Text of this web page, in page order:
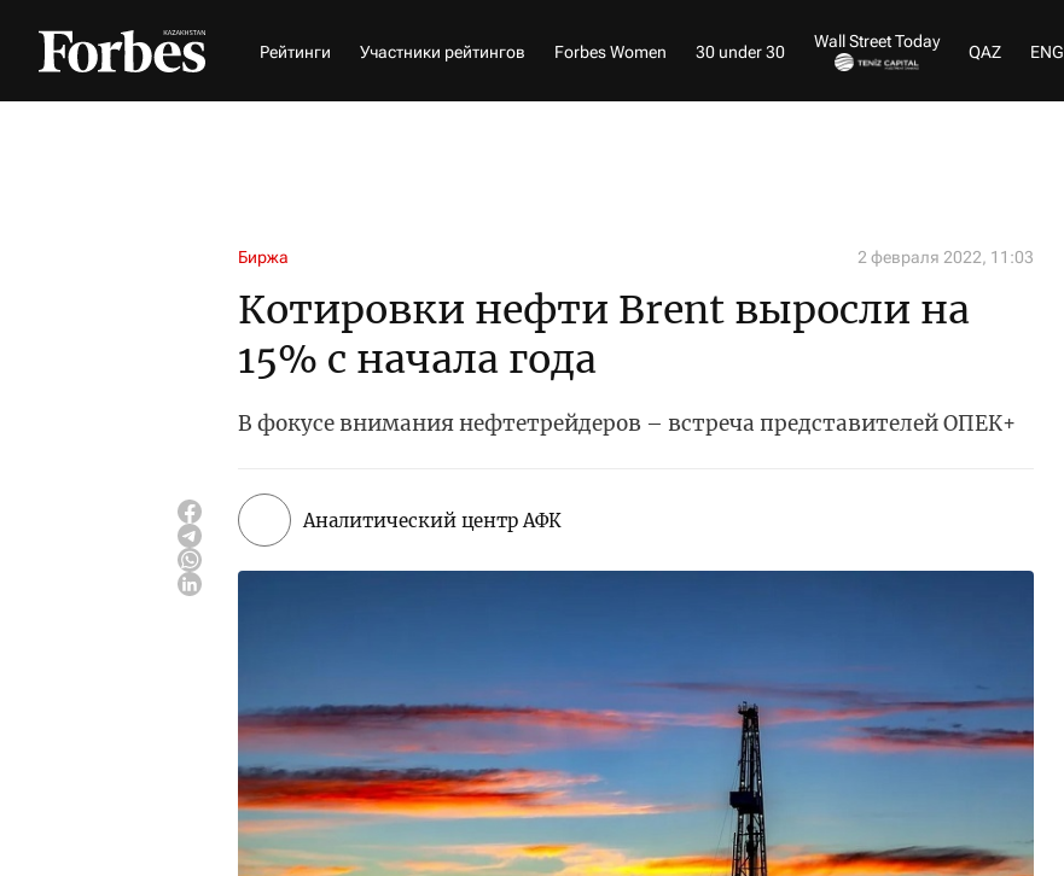
Рейтинги Участники рейтингов Forbes Women 30 under 30
Wall Street Today
QAZ ENG
Биржа 2 февраля 2022, 11:03
Котировки нефти Brent выросли на
15% с начала года
В фокусе внимания нефтетрейдеров – встреча представителей ОПЕК+
Аналитический центр АФК